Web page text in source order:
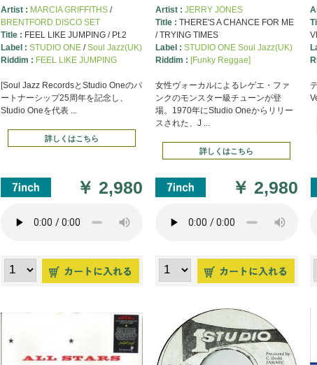
Artist : MARCIA GRIFFITHS/
BRENTFORD DISCO SET
Title : FEEL LIKE JUMPING / Pt.2
Label : STUDIO ONE/Soul Jazz(UK)
Riddim : FEEL LIKE JUMPING
[Soul Jazz RecordsとStudio Oneのパ
ートナーシップ25周年を記念し、
Studio Oneを代表 ...
詳しくはこちら
￥2,980
Artist : JERRY JONES
Title : THERE'S A CHANCE FOR ME
/ TRYING TIMES
Label : STUDIO ONE Soul Jazz(UK)
Riddim : [Funky Reggae]
女性ヴォーカルによるレゲエ・ファ
ンクのモンスター級チューンが登
場。1970年にStudio Oneからリリー
スされた、J ...
詳しくはこちら
￥ 2,980